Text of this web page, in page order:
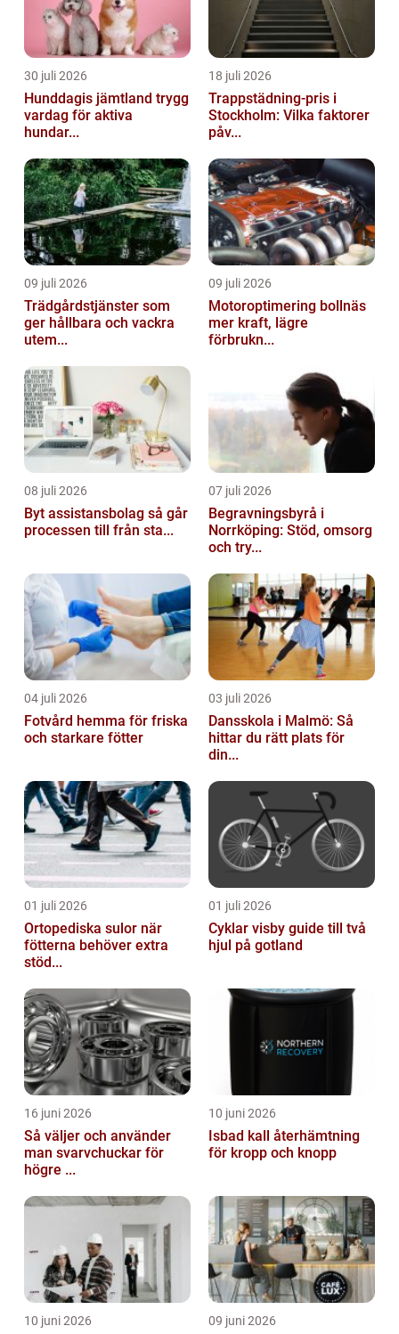
30 juli 2026
Hunddagis jämtland trygg
vardag för aktiva
hundar...
18 juli 2026
Trappstädning-pris i
Stockholm: Vilka faktorer
påv...
09 juli 2026
Trädgårdstjänster som
ger hållbara och vackra
utem...
09 juli 2026
Motoroptimering bollnäs
mer kraft, lägre
förbrukn...
08 juli 2026
Byt assistansbolag så går
processen till från sta...
07 juli 2026
Begravningsbyrå i
Norrköping: Stöd, omsorg
och try...
04 juli 2026
Fotvård hemma för friska
och starkare fötter
03 juli 2026
Dansskola i Malmö: Så
hittar du rätt plats för
din...
01 juli 2026
Ortopediska sulor när
fötterna behöver extra
stöd...
01 juli 2026
Cyklar visby guide till två
hjul på gotland
16 juni 2026
Så väljer och använder
man svarvchuckar för
högre ...
10 juni 2026
Isbad kall återhämtning
för kropp och knopp
10 juni 2026 09 juni 2026